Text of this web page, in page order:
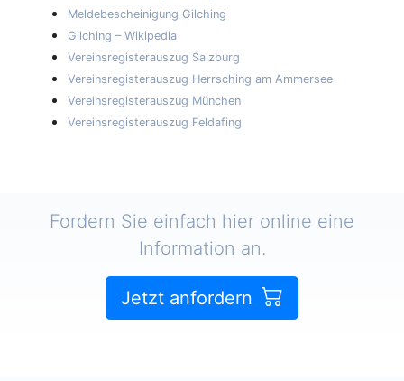
Meldebescheinigung Gilching
Gilching – Wikipedia
Vereinsregisterauszug Salzburg
Vereinsregisterauszug Herrsching am Ammersee
Vereinsregisterauszug München
Vereinsregisterauszug Feldafing
Fordern Sie einfach hier online eine
Information an.
Jetzt anfordern